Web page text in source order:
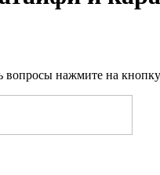
вопросы нажмите на